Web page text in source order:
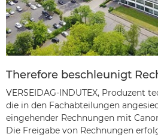
Therefore beschleunigt
VERSEIDAG-INDUTEX, Produzent
die in den Fachabteilungen
eingehender Rechnungen mit
Die Freigabe von Rechnungen